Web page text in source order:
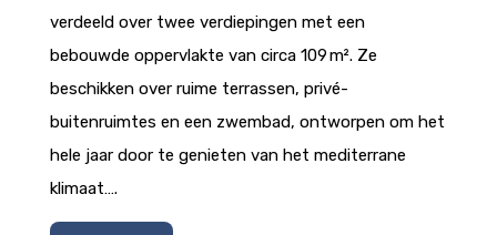
verdeeld over twee verdiepingen met een
bebouwde oppervlakte van circa 109 m². Ze
beschikken over ruime terrassen, privé-
buitenruimtes en een zwembad, ontworpen om het
hele jaar door te genieten van het mediterrane
klimaat….